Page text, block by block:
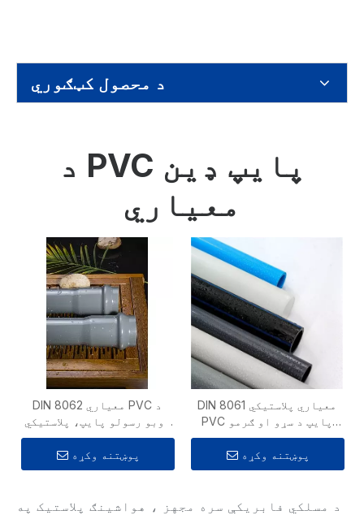
د محصول کټګوري
د PVC پایپ ډین
معیاري
DIN 8062 معیاري PVC د
اوبو رسولو پایپ، پلاستيکي
ټیوب لپاره
پوښتنه وکړه
DIN 8061 معیاري پلاستيکي
PVC پایپ د سړو او ګرمو
اوبو رسولو لپاره
پوښتنه وکړه
د مسلکي فابریکې سره مجهز ، هواشینګ پلاستیک په